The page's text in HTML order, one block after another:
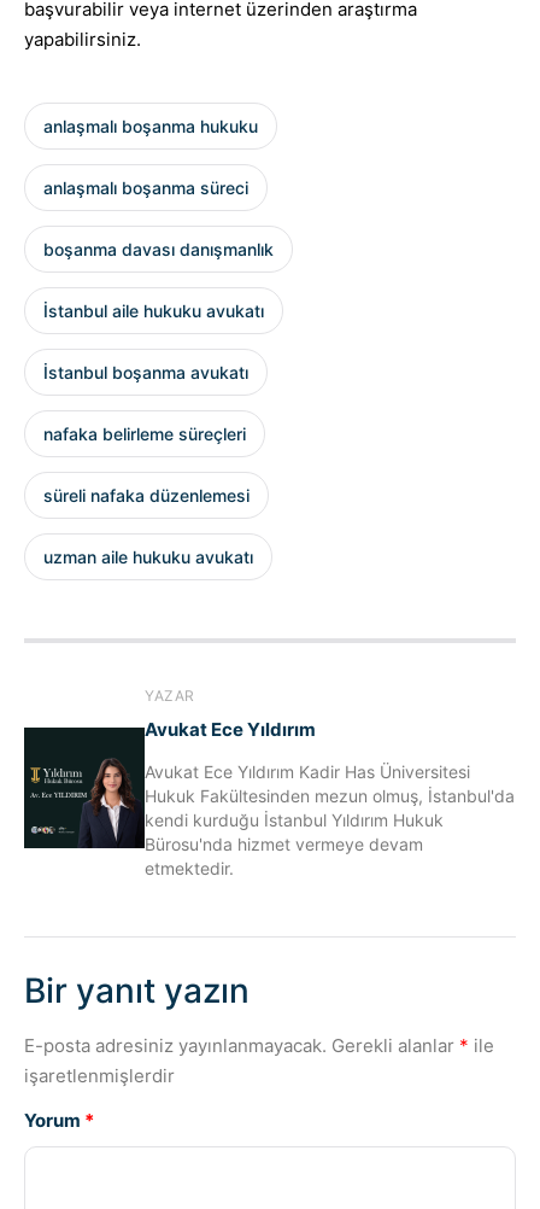
başvurabilir veya internet üzerinden araştırma
yapabilirsiniz.
anlaşmalı boşanma hukuku
anlaşmalı boşanma süreci
boşanma davası danışmanlık
İstanbul aile hukuku avukatı
İstanbul boşanma avukatı
nafaka belirleme süreçleri
süreli nafaka düzenlemesi
uzman aile hukuku avukatı
YAZAR
Avukat Ece Yıldırım
Avukat Ece Yıldırım Kadir Has Üniversitesi
Hukuk Fakültesinden mezun olmuş, İstanbul'da
kendi kurduğu İstanbul Yıldırım Hukuk
Bürosu'nda hizmet vermeye devam
etmektedir.
Bir yanıt yazın
E-posta adresiniz yayınlanmayacak. Gerekli alanlar * ile
işaretlenmişlerdir
Yorum *